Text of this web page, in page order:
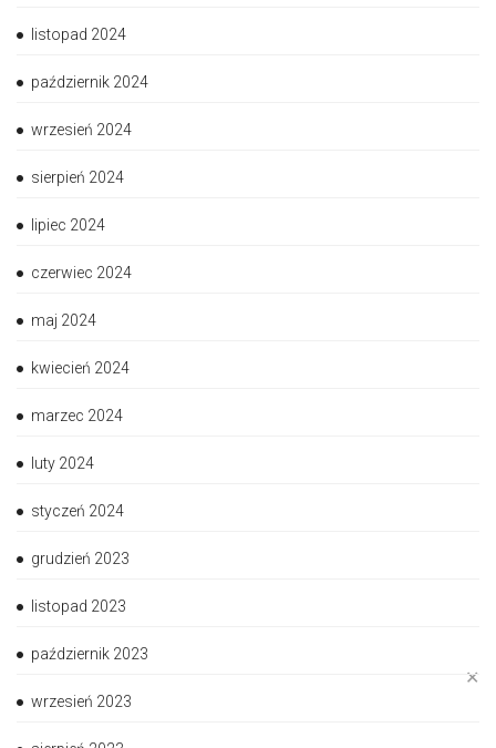
✕
listopad 2024
październik 2024
wrzesień 2024
sierpień 2024
lipiec 2024
czerwiec 2024
maj 2024
kwiecień 2024
marzec 2024
luty 2024
styczeń 2024
grudzień 2023
listopad 2023
październik 2023
wrzesień 2023